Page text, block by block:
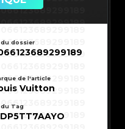
du dossier
de l'article
Vuitton
du Tag